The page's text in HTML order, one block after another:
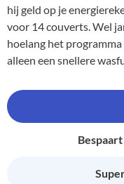
hij geld op je
voor 14 couverts. Wel
hoelang het
alleen een snellere